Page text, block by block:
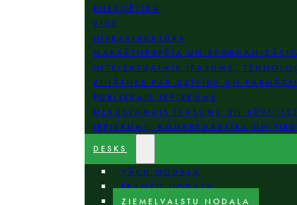
ENERĢĒTIKA
VIDE
INFRASTRUKTŪRA
MAKSĀTNESPĒJA UN
INTELEKTUĀLAIS ĪPAŠUMS,
ZINĀTNES PAR DZĪVĪBU UN
PUBLISKAIS IEPIRKUMS
NEKUSTAMAIS ĪPAŠUMS UN
IEPIRKUMI, KOMERCDARBĪBA UN
DESKS
VĀCU NODAĻA
FRANČU NODAĻA
ZIEMEĻVALSTU NODAĻA